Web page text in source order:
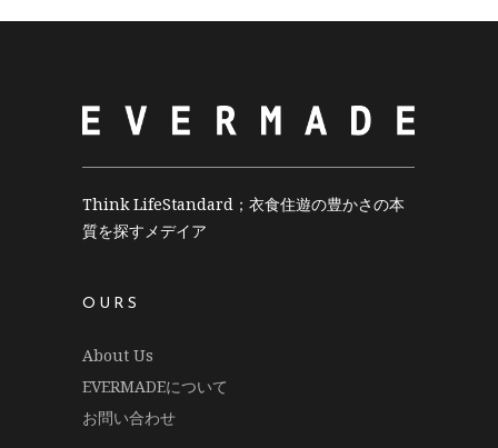
Think LifeStandard；衣食住遊の豊かさの本
質を探すメデイア
OURS
About Us
EVERMADEについて
お問い合わせ